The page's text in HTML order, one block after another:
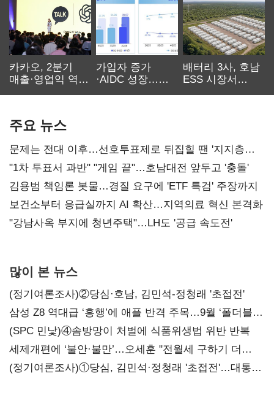
카카오, 2분기
매출·영업익 역대
가입자 증가
·AIDC 성장…
배터리 3사, 호남
ESS 시장서
주요 뉴스
문제는 전대 이후…선호투표제로 뒤집힐 땐 '지지층
불복'
"1차 투표서 과반" "게임 끝"…호남대전 앞두고 '충돌'
김용범 책임론 봇물…경질 요구에 'ETF 특검' 주장까지
보건소부터 응급실까지 AI 확산…지역의료 혁신 본격화
"강남사옥 부지에 청년주택"…LH도 '공급 속도전'
많이 본 뉴스
(정기여론조사)②당심·호남, 김민석-정청래 '초접전'
삼성 Z8 역대급 ‘흥행’에 애플 반격 주목…9월 ‘폴더블
대전’
(SPC 민낯)④솜방망이 처벌에 식품위생법 위반 반복
세제개편에 ‘불안·불만’…오세훈 "전월세 구하기 더
힘들어질 것"
(정기여론조사)①당심, 김민석·정청래 '초접전'…대통령